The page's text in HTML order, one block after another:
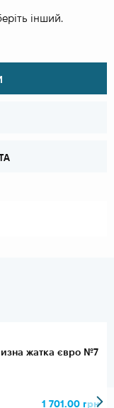
інший.
жатка євро №7
1 701.00 грн